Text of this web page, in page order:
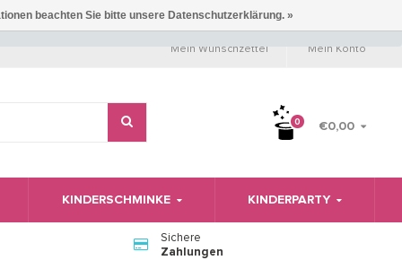
Mein Wunschzettel Mein Konto
0 €0,00
KINDERSCHMINKE KINDERPARTY
Sichere
Zahlungen
beachten Sie bitte unsere Datenschutzerklärung. »